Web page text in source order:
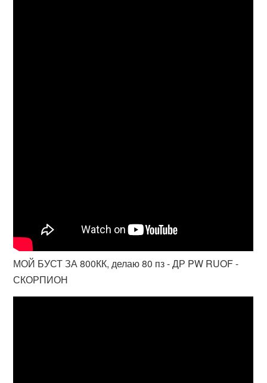
МОЙ БУСТ ЗА 800КК, делаю 80 пз - ДР PW RUOF -
СКОРПИОН